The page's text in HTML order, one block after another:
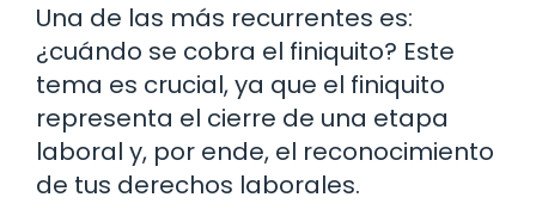
Una de las más recurrentes es:
¿cuándo se cobra el finiquito? Este
tema es crucial, ya que el finiquito
representa el cierre de una etapa
laboral y, por ende, el reconocimiento
de tus derechos laborales.